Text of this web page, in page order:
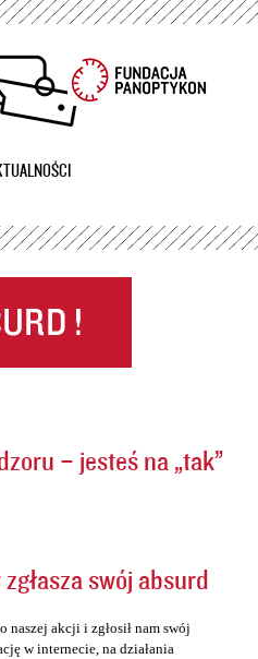
– jesteś na „tak”
swój absurd
naszej akcji i zgłosił nam swój
w internecie, na działania